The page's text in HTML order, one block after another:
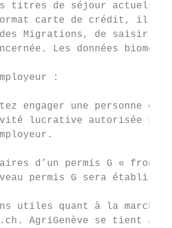
de séjour actuels
carte de crédit, il
Migrations, de saisir
Les données
:
engager une personne
lucrative autorisée »
d’un permis G «
permis G sera
utiles quant à la
AgriGenève se tient à